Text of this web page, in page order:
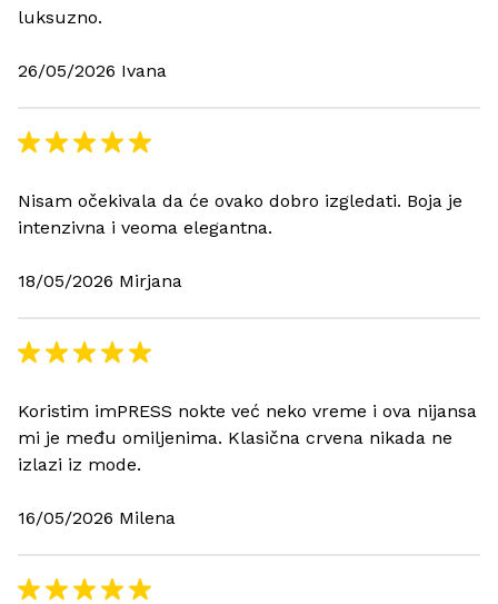
luksuzno.
26/05/2026 Ivana
Nisam očekivala da će ovako dobro izgledati. Boja je
intenzivna i veoma elegantna.
18/05/2026 Mirjana
Koristim imPRESS nokte već neko vreme i ova nijansa
mi je među omiljenima. Klasična crvena nikada ne
izlazi iz mode.
16/05/2026 Milena